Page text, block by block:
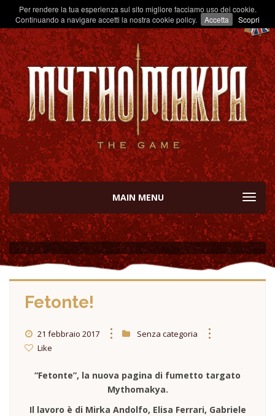
Per rendere la tua esperienza sul sito migliore facciamo uso dei cookie.
Continuando a navigare accetti la nostra cookie policy.
Accetta Scopri
MAIN MENU
Fetonte!
21 febbraio 2017
Senza categoria
Like
“Fetonte”, la nuova pagina di fumetto targato
Mythomakya.
Il lavoro è di Mirka Andolfo, Elisa Ferrari, Gabriele